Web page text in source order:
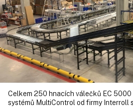
Celkem 250 hnacích válečků EC 5000
systémů MultiControl od firmy Interroll